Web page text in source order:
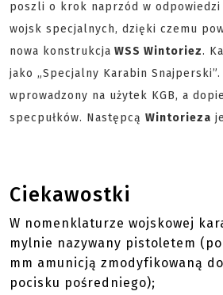
poszli o krok naprzód w odpowiedzi
wojsk specjalnych, dzięki czemu
nowa konstrukcja WSS Wintoriez.
jako „Specjalny Karabin
wprowadzony na użytek KGB, a
specpułków. Następcą Wintorieza
Ciekawostki
W nomenklaturze wojskowej
mylnie nazywany pistoletem
mm amunicją zmodyfikowaną
pocisku pośredniego);